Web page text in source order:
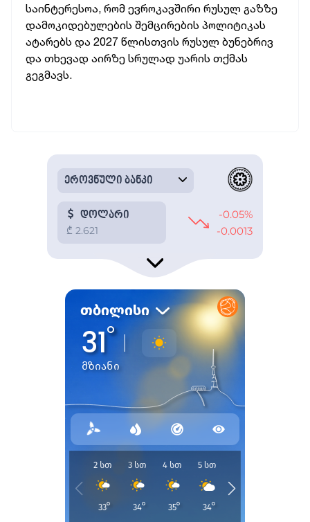
საინტერესოა, რომ ევროკავშირი რუსულ გაზზე
დამოკიდებულების შემცირების პოლიტიკას
ატარებს და 2027 წლისთვის რუსულ ბუნებრივ
და თხევად აირზე სრულად უარის თქმას
გეგმავს.